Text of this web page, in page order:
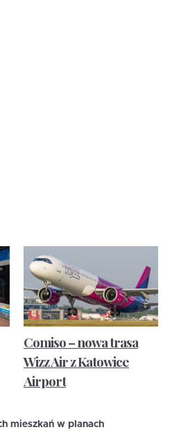
Comiso – nowa trasa
Wizz Air z Katowice
Airport
mieszkań w planach